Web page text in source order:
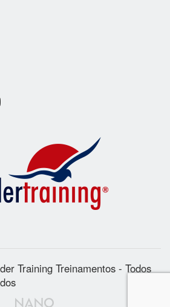
Training Treinamentos - Todos